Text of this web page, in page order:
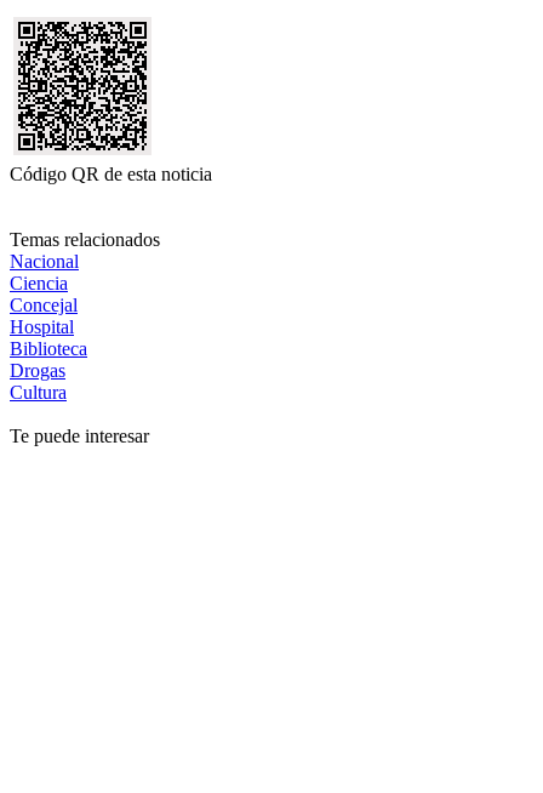
Código QR de esta noticia
Temas relacionados
Nacional
Ciencia
Concejal
Hospital
Biblioteca
Drogas
Cultura
Te puede interesar